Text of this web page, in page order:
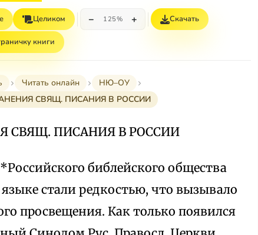
Целиком − 125% + Скачать
книги
Читать онлайн
НЮ–ОУ
СВЯЩ. ПИСАНИЯ В РОССИИ
СВЯЩ. ПИСАНИЯ В РОССИИ
библейского общества
стали редкостью, что вызывало
просвещения. Как только появился